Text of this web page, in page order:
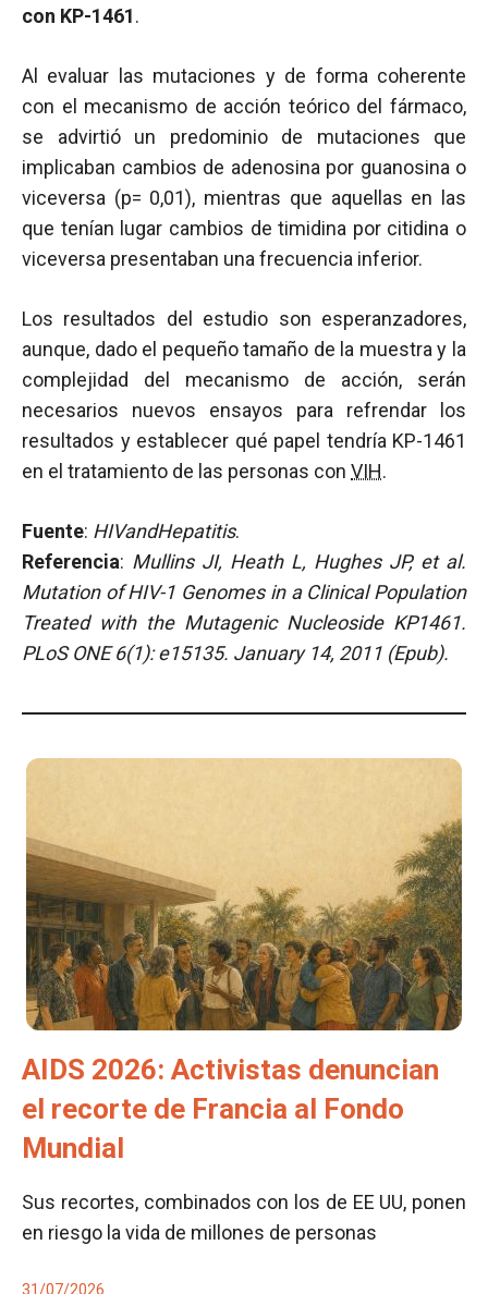
con KP-1461.
Al evaluar las mutaciones y de forma coherente
con el mecanismo de acción teórico del fármaco,
se advirtió un predominio de mutaciones que
implicaban cambios de adenosina por guanosina o
viceversa (p= 0,01), mientras que aquellas en las
que tenían lugar cambios de timidina por citidina o
viceversa presentaban una frecuencia inferior.
Los resultados del estudio son esperanzadores,
aunque, dado el pequeño tamaño de la muestra y la
complejidad del mecanismo de acción, serán
necesarios nuevos ensayos para refrendar los
resultados y establecer qué papel tendría KP-1461
en el tratamiento de las personas con VIH.
Fuente: HIVandHepatitis.
Referencia: Mullins JI, Heath L, Hughes JP, et al.
Mutation of HIV-1 Genomes in a Clinical Population
Treated with the Mutagenic Nucleoside KP1461.
PLoS ONE 6(1): e15135. January 14, 2011 (Epub).
AIDS 2026: Activistas denuncian
el recorte de Francia al Fondo
Mundial
Sus recortes, combinados con los de EE UU, ponen
en riesgo la vida de millones de personas
31/07/2026